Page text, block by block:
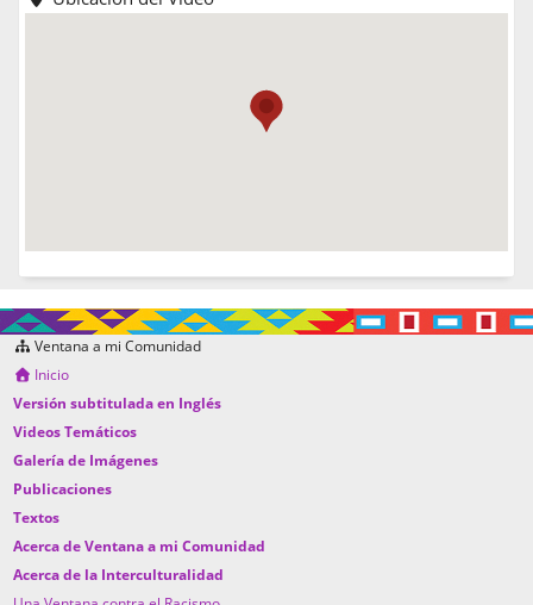
Ventana a mi Comunidad
Inicio
Versión subtitulada en Inglés
Videos Temáticos
Galería de Imágenes
Publicaciones
Textos
Acerca de Ventana a mi Comunidad
Acerca de la Interculturalidad